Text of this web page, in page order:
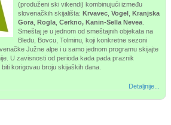
(produženi ski vikendi) kombinujući između
slovenačkih skijališta: Krvavec Vogel Kranjska
Gora Rogla Cerkno, Kanin-Sella Nevea
Smeštaj je u jednom od smeštajnih objekata na
Bledu, Bovcu, Tolminu, koji konkretne sezoni
Južne alpe i u samo jednom programu skijajte
U zavisnosti od perioda kada pada praznik
korigovau broju skijaških dana.
Detaljnije...